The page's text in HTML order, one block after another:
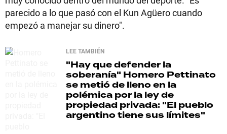
parecido a lo que pasó con el Kun Agüero cuando
empezó a manejar su dinero".
LEE TAMBIÉN
"Hay que defender la
soberanía" Homero Pettinato
se metió de lleno en la
polémica por la ley de
propiedad privada: "El pueblo
argentino tiene sus límites"